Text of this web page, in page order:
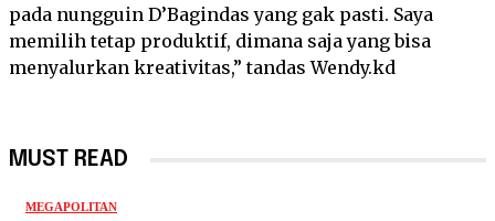
pada nungguin D’Bagindas yang gak pasti. Saya
memilih tetap produktif, dimana saja yang bisa
menyalurkan kreativitas,” tandas Wendy.kd
MUST READ
MEGAPOLITAN